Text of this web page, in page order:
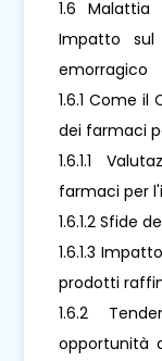
1.6 Malattia
Impatto
emorragico
1.6.1 Come
dei farmaci
1.6.1.1
farmaci per
1.6.1.2 Sfide
1.6.1.3
prodotti
1.6.2
opportunità